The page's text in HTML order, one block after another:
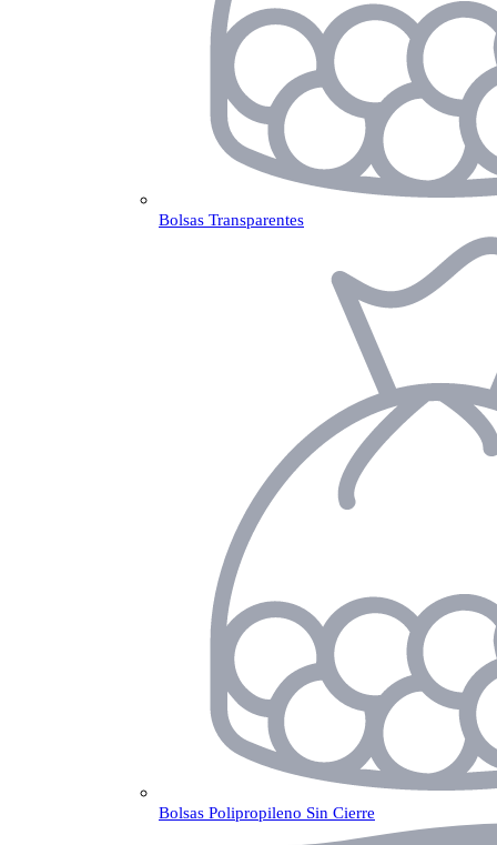
Bolsas Transparentes
Bolsas Polipropileno Sin Cierre